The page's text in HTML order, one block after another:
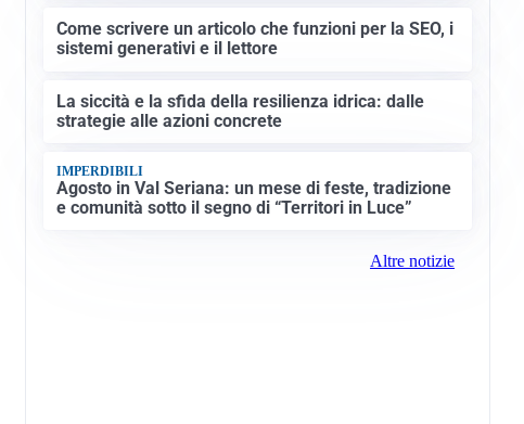
Come scrivere un articolo che funzioni per la SEO, i
sistemi generativi e il lettore
La siccità e la sfida della resilienza idrica: dalle
strategie alle azioni concrete
IMPERDIBILI
Agosto in Val Seriana: un mese di feste, tradizione
e comunità sotto il segno di “Territori in Luce”
Altre notizie